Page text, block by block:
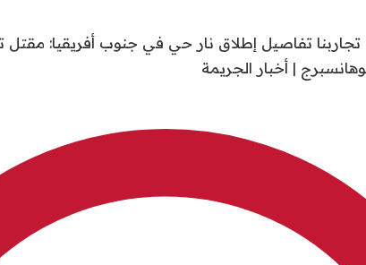
تفاصيل إطلاق نار حي في جنوب أفريقيا:
| أخبار الجريمة